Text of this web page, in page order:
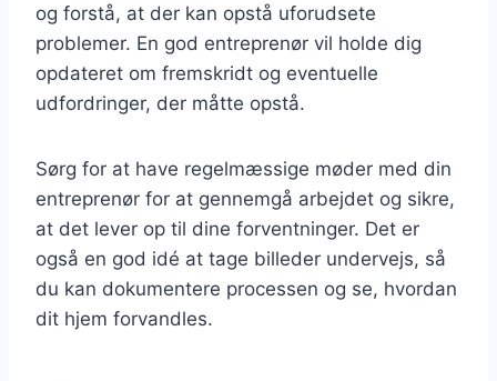
og forstå, at der kan opstå uforudsete
problemer. En god entreprenør vil holde dig
opdateret om fremskridt og eventuelle
udfordringer, der måtte opstå.
Sørg for at have regelmæssige møder med din
entreprenør for at gennemgå arbejdet og sikre,
at det lever op til dine forventninger. Det er
også en god idé at tage billeder undervejs, så
du kan dokumentere processen og se, hvordan
dit hjem forvandles.